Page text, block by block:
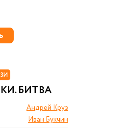
БИТВА
Андрей Круз
Иван Букчин